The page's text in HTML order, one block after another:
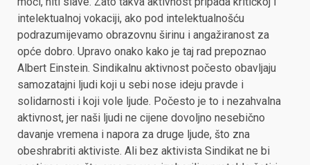
intelektualnoj vokaciji, ako pod intelektualnošću
podrazumijevamo obrazovnu širinu i angažiranost za
opće dobro. Upravo onako kako je taj rad prepoznao
Albert Einstein. Sindikalnu aktivnost počesto obavljaju
samozatajni ljudi koji u sebi nose ideju pravde i
solidarnosti i koji vole ljude. Počesto je to i nezahvalna
aktivnost, jer naši ljudi ne cijene dovoljno nesebično
davanje vremena i napora za druge ljude, što zna
obeshrabriti aktiviste. Ali bez aktivista Sindikat ne bi